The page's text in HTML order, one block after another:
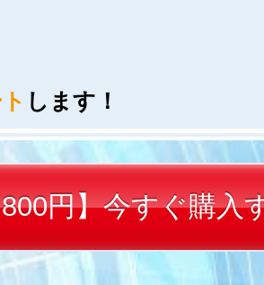
します！
円】今すぐ購入